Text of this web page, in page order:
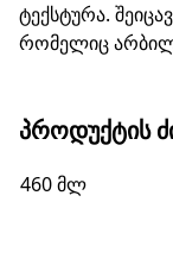
ტექსტურა.
რომელიც
ᲞᲠᲝᲓᲣᲥᲢᲘᲡ
460 მლ